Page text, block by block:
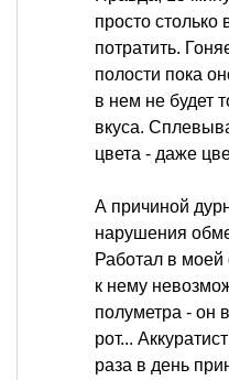
просто
потратить.
полости пока
в нем не будет
вкуса.
цвета - даже
А причиной
нарушения
Работал в моей
к нему
полуметра - он
рот...
раза в день